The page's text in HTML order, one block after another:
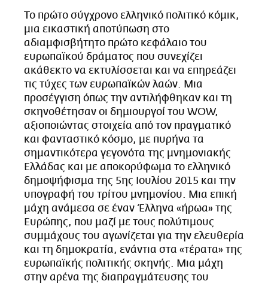
LIFO SHOP
NEWSLETTER
ΜΙΚΡΟΠΡΑΓΜΑΤΑ
THE GOOD LIFO
LIFOLAND
CITY GUIDE
ΑΜΠΑ
PRINT
Το πρώτο σύγχρονο ελληνικό πολιτικό κόμικ,
μια εικαστική αποτύπωση στο
αδιαμφισβήτητο πρώτο κεφάλαιο του
ευρωπαϊκού δράματος που συνεχίζει
ακάθεκτο να εκτυλίσσεται και να επηρεάζει
τις τύχες των ευρωπαϊκών λαών. Μια
προσέγγιση όπως την αντιλήφθηκαν και τη
σκηνοθέτησαν οι δημιουργοί του WOW,
αξιοποιώντας στοιχεία από τον πραγματικό
και φανταστικό κόσμο, με πυρήνα τα
σημαντικότερα γεγονότα της μνημονιακής
Ελλάδας και με αποκορύφωμα το ελληνικό
δημοψήφισμα της 5ης Ιουλίου 2015 και την
υπογραφή του τρίτου μνημονίου. Μια επική
μάχη ανάμεσα σε έναν Έλληνα «ήρωα» της
Ευρώπης, που μαζί με τους πολύτιμους
συμμάχους του αγωνίζεται για την ελευθερία
και τη δημοκρατία, ενάντια στα «τέρατα» της
ευρωπαϊκής πολιτικής σκηνής. Μια μάχη
στην αρένα της διαπραγμάτευσης του